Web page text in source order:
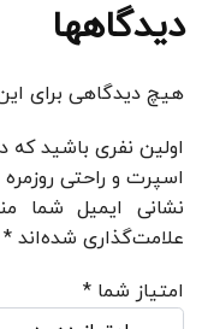
دیدگاهها
هیچ دیدگاهی برای
اولین نفری باشید
اسپرت و راحتی روزمره
نشانی ایمیل شما
علامت‌گذاری شده‌اند *
امتیاز شما *